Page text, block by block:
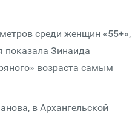
среди женщин «55+»,
показала Зинаида
возраста самым
в Архангельской